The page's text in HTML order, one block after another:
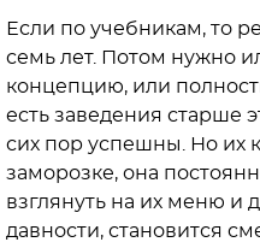
Если по учебникам, то
семь лет. Потом нужно
концепцию, или
есть заведения старше
сих пор успешны. Но их
заморозке, она
взглянуть на их меню и
давности, становится